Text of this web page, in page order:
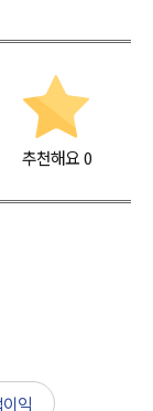
추천해요 0
익